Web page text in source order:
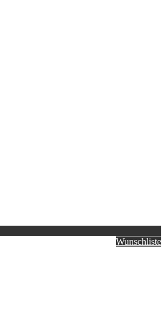
Wunschliste